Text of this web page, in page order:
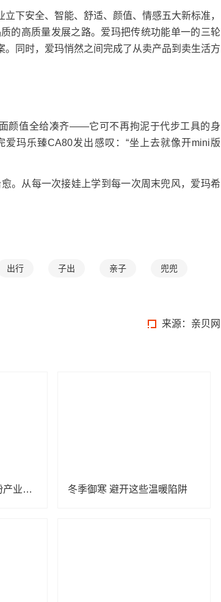
安全、智能、舒适、颜值、情感五大新标准，
的高质量发展之路。爱玛把传统功能单一的三轮
同时，爱玛悄然之间完成了从卖产品到卖生活方
颜值全给凑齐——它可不再拘泥于代步工具的身
玛乐臻CA80发出感叹：“坐上去就像开mini版
从每一次接娃上学到每一次周末兜风，爱玛希
出行 子出 亲子 兜兜
来源： 亲贝网
以科技创新引领婴配粉产业腾飞，金领冠亮相央视 冬季御寒 避开这些温暖陷阱